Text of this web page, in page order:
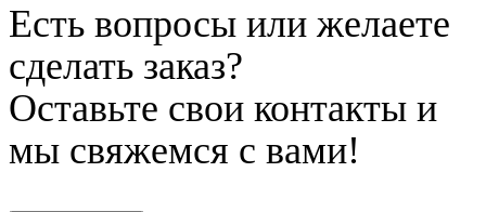
Есть вопросы или желаете
сделать заказ?
Оставьте свои контакты и
мы свяжемся с вами!